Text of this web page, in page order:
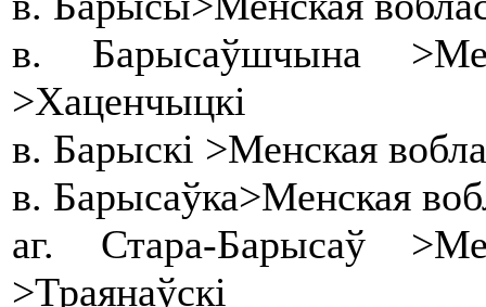
в. Барысаўшчына
>Хаценчыцкі
в. Барыскі >Менская
в. Барысаўка>Менская
аг. Стара-Барысаў
>Траянаўскі